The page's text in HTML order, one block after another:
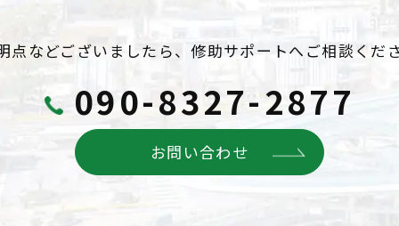
点などございましたら、修助サポートへご相談くだ
090-8327-2877
お問い合わせ